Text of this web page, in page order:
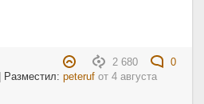
2 680
0
| Разместил:peteruf от4 августа